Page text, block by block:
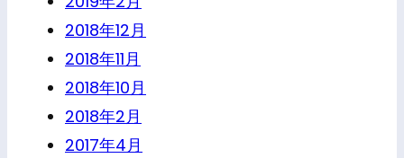
2018年12月
2018年11月
2018年10月
2018年2月
2017年4月